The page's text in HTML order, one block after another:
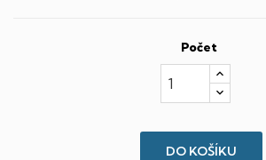
Počet
DO KOŠÍKU